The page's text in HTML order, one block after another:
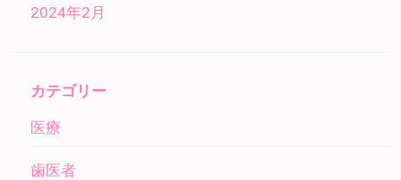
2024年2月
カテゴリー
医療
歯医者